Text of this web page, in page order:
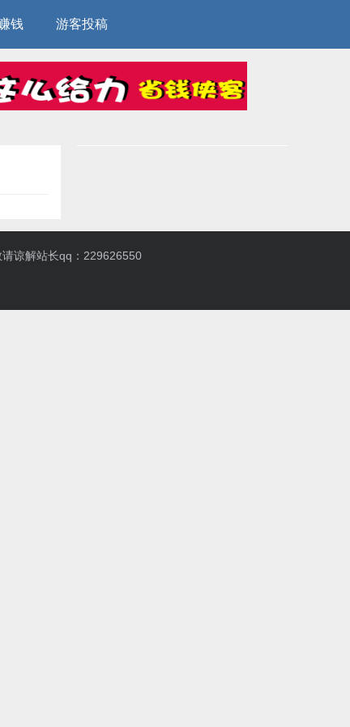
钱 游客投稿
谅解站长qq：229626550